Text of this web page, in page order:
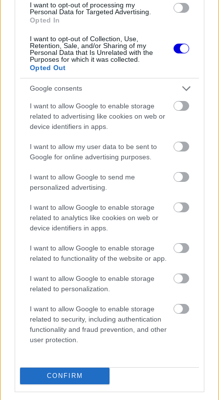
I want to opt-out of processing my
Personal Data for Targeted Advertising.
Opted In
I want to opt-out of Collection, Use,
Retention, Sale, and/or Sharing of my
Personal Data that Is Unrelated with the
Purposes for which it was collected.
Opted Out
Google consents
I want to allow Google to enable storage
related to advertising like cookies on web or
device identifiers in apps.
I want to allow my user data to be sent to
Google for online advertising purposes.
I want to allow Google to send me
personalized advertising.
I want to allow Google to enable storage
related to analytics like cookies on web or
device identifiers in apps.
I want to allow Google to enable storage
related to functionality of the website or app.
I want to allow Google to enable storage
related to personalization.
I want to allow Google to enable storage
related to security, including authentication
functionality and fraud prevention, and other
user protection.
CONFIRM
A jelenlegi Forma-1-es szezonban egyébként nem
kevesebb, mint 23 nagydíjat tartanak. A Milton
Keynes-i székhelyű csapat az elmúlt években
bebizonyította, hogy egy szezon során jelentős
lépéseket tud tenni előre. Verstappen
pályafutásának első éveiben volt hogy több mint
fél másodperces lemaradást kellett behozniuk a
Mercedeshez képest. A Red Bullnak ez a
küldetése sikerült, tehát a tudás és a képességek
megvannak.
EZEKET IS AJÁNLJUK
FORMA-1
A Hondánál hisznek az áttörésben,
teljesen új motorral érkeznek a
Martinnal
FORMA-1
Óriási fordulat Lewis Hamilton
jövőjével kapcsolatban
FORMA-1
Komoly döntést hozott a Ferrari,
miközben a Red Bullnál elmaradtak
a győzelmek